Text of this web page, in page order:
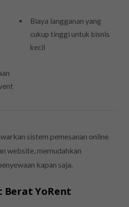
Biaya langganan yang
cukup tinggi untuk bisnis
kecil
sistem pemesanan online
website, memudahkan
kapan saja.
Berat YoRent